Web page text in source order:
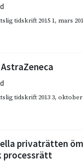
tidskrift 2015 1, mars
tidskrift 2013 3, oktober
privaträtten
processrätt